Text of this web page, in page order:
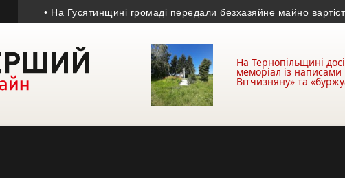
• На Гусятинщині громаді передали безхазяйне майно вартістю
На Тернопільщині
меморіал із
Вітчизняну» та